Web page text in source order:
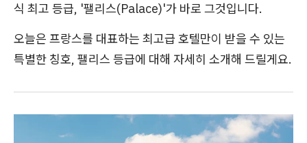
식 최고 등급, '팰리스(Palace)'가 바로 그것입니다.
오늘은 프랑스를 대표하는 최고급 호텔만이 받을 수 있는
특별한 칭호, 팰리스 등급에 대해 자세히 소개해 드릴게요.